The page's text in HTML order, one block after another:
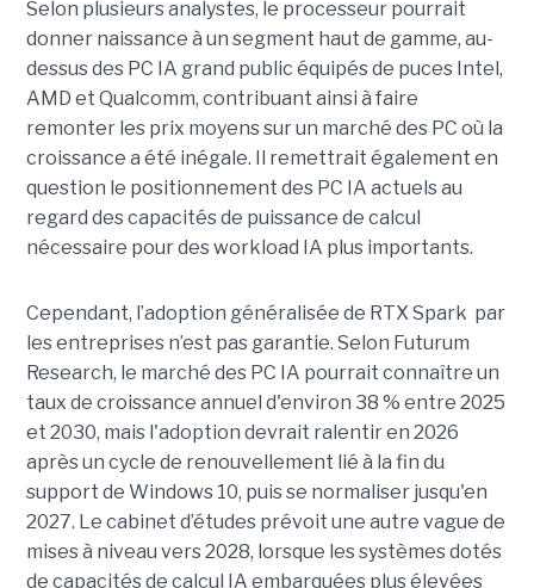
Selon plusieurs analystes, le processeur pourrait
donner naissance à un segment haut de gamme, au-
dessus des PC IA grand public équipés de puces Intel,
AMD et Qualcomm, contribuant ainsi à faire
remonter les prix moyens sur un marché des PC où la
croissance a été inégale. Il remettrait également en
question le positionnement des PC IA actuels au
regard des capacités de puissance de calcul
nécessaire pour des workload IA plus importants.
Cependant, l’adoption généralisée de RTX Spark par
les entreprises n’est pas garantie. Selon Futurum
Research, le marché des PC IA pourrait connaître un
taux de croissance annuel d'environ 38 % entre 2025
et 2030, mais l'adoption devrait ralentir en 2026
après un cycle de renouvellement lié à la fin du
support de Windows 10, puis se normaliser jusqu'en
2027. Le cabinet d’études prévoit une autre vague de
mises à niveau vers 2028, lorsque les systèmes dotés
de capacités de calcul IA embarquées plus élevées